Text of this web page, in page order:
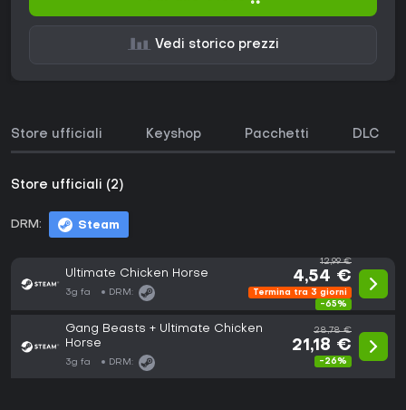
Vedi storico prezzi
Store ufficiali Keyshop Pacchetti DLC
Store ufficiali (2)
DRM: Steam
Ultimate Chicken Horse
3g fa DRM:
12,99 €
4,54 €
Termina tra 3 giorni
-65%
Gang Beasts + Ultimate Chicken
Horse
3g fa DRM:
28,78 €
21,18 €
-26%